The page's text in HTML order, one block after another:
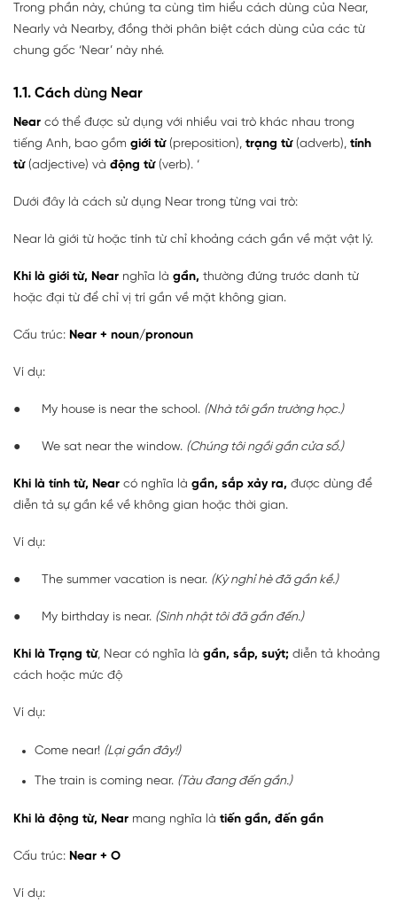
Trong phần này, chúng ta cùng tìm hiểu cách dùng của Near,
Nearly và Nearby, đồng thời phân biệt cách dùng của các từ
chung gốc ‘Near’ này nhé.
1.1. Cách dùng Near
Near có thể được sử dụng với nhiều vai trò khác nhau trong
tiếng Anh, bao gồm giới từ(preposition), trạng từ(adverb), tính
từ (adjective) và động từ(verb). ‘
Dưới đây là cách sử dụng Near trong từng vai trò:
Near là giới từ hoặc tính từ chỉ khoảng cách gần về mặt vật lý.
Khi là giới từ, Near nghĩa là gần, thường đứng trước danh từ
hoặc đại từ để chỉ vị trí gần về mặt không gian.
Cấu trúc: Near + noun/pronoun
Ví dụ:
● My house is near the school. (Nhà tôi gần trường học.)
● We sat near the window. (Chúng tôi ngồi gần cửa sổ.)
Khi là tính từ, Near có nghĩa là gần, sắp xảy ra, được dùng để
diễn tả sự gần kề về không gian hoặc thời gian.
Ví dụ:
● The summer vacation is near. (Kỳ nghỉ hè đã gần kề.)
● My birthday is near. (Sinh nhật tôi đã gần đến.)
Khi là Trạng từ, Near có nghĩa là gần, sắp, suýt; diễn tả khoảng
cách hoặc mức độ
Ví dụ:
Come near! (Lại gần đây!)
The train is coming near. (Tàu đang đến gần.)
Khi là động từ, Near mang nghĩa là tiến gần, đến gần
Cấu trúc: Near + O
Ví dụ: